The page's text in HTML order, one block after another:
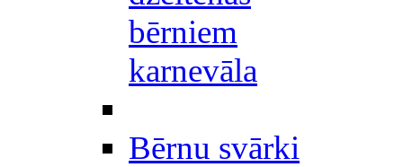
bērniem
karnevāla
Bērnu svārki